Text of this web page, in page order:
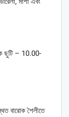
ছুটি – 10.00-
বারোক শৈলীতে